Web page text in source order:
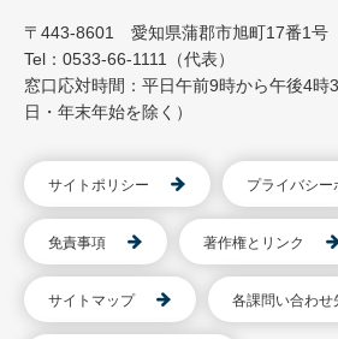
〒443-8601 愛知県蒲郡市旭町17番1号
Tel：0533-66-1111（代表）
窓口応対時間：平日午前9時から午後4時
日・年末年始を除く）
サイトポリシー プライバシー
免責事項 著作権とリンク
サイトマップ 各課問い合わせ